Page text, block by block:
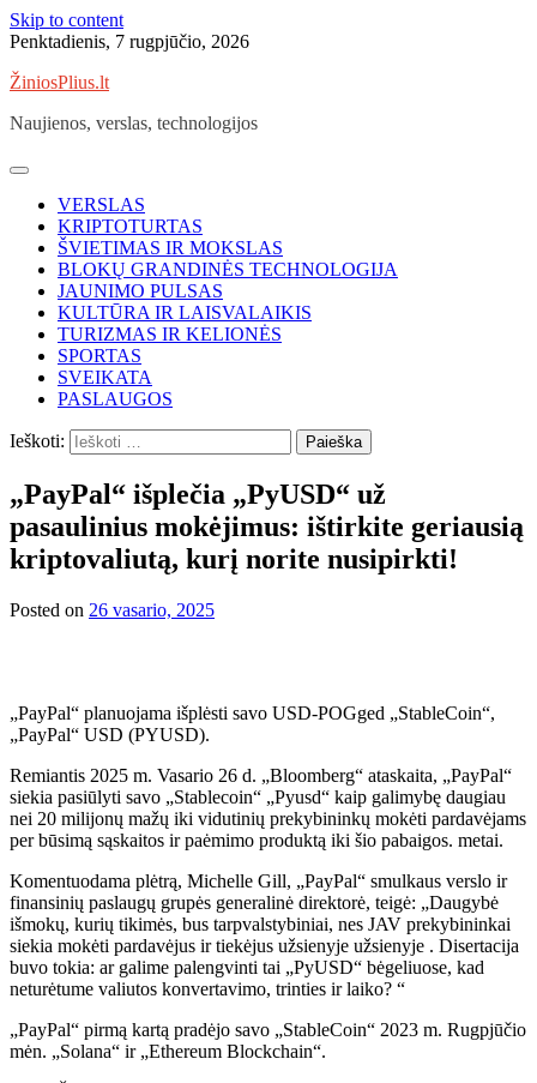
Skip to content
Penktadienis, 7 rugpjūčio, 2026
ŽiniosPlius.lt
Naujienos, verslas, technologijos
VERSLAS
KRIPTOTURTAS
ŠVIETIMAS IR MOKSLAS
BLOKŲ GRANDINĖS TECHNOLOGIJA
JAUNIMO PULSAS
KULTŪRA IR LAISVALAIKIS
TURIZMAS IR KELIONĖS
SPORTAS
SVEIKATA
PASLAUGOS
Ieškoti:
„PayPal“ išplečia „PyUSD“ už
pasaulinius mokėjimus: ištirkite geriausią
kriptovaliutą, kurį norite nusipirkti!
Posted on 26 vasario, 2025
„PayPal“ planuojama išplėsti savo USD-POGged „StableCoin“,
„PayPal“ USD (PYUSD).
Remiantis 2025 m. Vasario 26 d. „Bloomberg“ ataskaita, „PayPal“
siekia pasiūlyti savo „Stablecoin“ „Pyusd“ kaip galimybę daugiau
nei 20 milijonų mažų iki vidutinių prekybininkų mokėti pardavėjams
per būsimą sąskaitos ir paėmimo produktą iki šio pabaigos. metai.
Komentuodama plėtrą, Michelle Gill, „PayPal“ smulkaus verslo ir
finansinių paslaugų grupės generalinė direktorė, teigė: „Daugybė
išmokų, kurių tikimės, bus tarpvalstybiniai, nes JAV prekybininkai
siekia mokėti pardavėjus ir tiekėjus užsienyje užsienyje . Disertacija
buvo tokia: ar galime palengvinti tai „PyUSD“ bėgeliuose, kad
neturėtume valiutos konvertavimo, trinties ir laiko? “
„PayPal“ pirmą kartą pradėjo savo „StableCoin“ 2023 m. Rugpjūčio
mėn. „Solana“ ir „Ethereum Blockchain“.